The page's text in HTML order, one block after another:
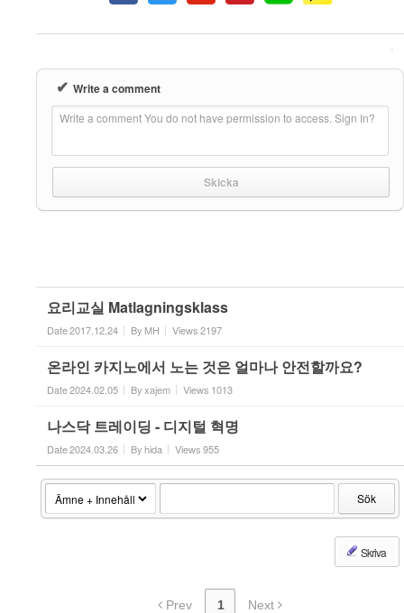
✔ Write a comment
Write a comment You do not have permission to access. Sign In?
요리교실 Matlagningsklass
Date2017.12.24 By MH Views2197
온라인 카지노에서 노는 것은 얼마나 안전할까요?
Date2024.02.05 Byxajem Views 1013
나스닥 트레이딩 - 디지털 혁명
Date2024.03.26 Byhida Views955
Sök
Skriva
Prev 1 Next